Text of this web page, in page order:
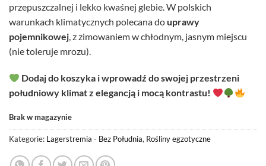
przepuszczalnej i lekko kwaśnej glebie. W polskich
warunkach klimatycznych polecana do uprawy
pojemnikowej , z zimowaniem w chłodnym, jasnym miejscu
(nie toleruje mrozu).
Dodaj do koszyka i wprowadź do swojej przestrzeni
południowy klimat z elegancją i mocą kontrastu!
Brak w magazynie
Kategorie: Lagerstremia - Bez Południa, Rośliny egzotyczne